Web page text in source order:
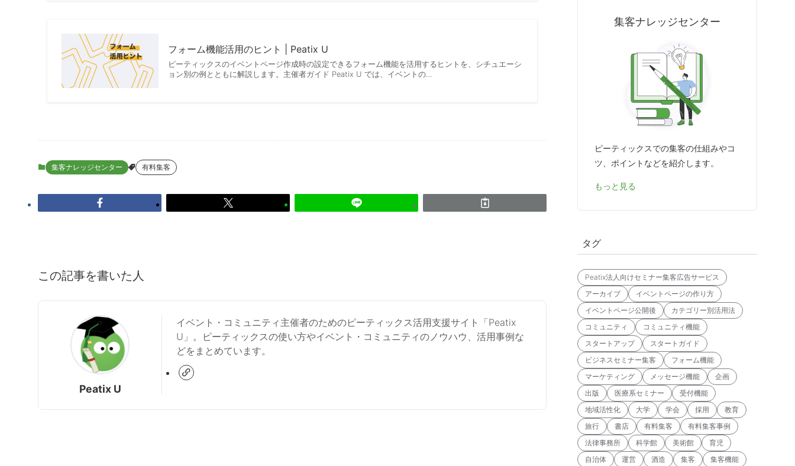
フォーム機能活用のヒント | Peatix U
ピーティックスのイベントページ作成時の設定できるフォーム機能を活用するヒントを、シチュエーシ
ョン別の例とともに解説します。主催者ガイド Peatix U では、イベントの…
集客ナレッジセンター 有料集客
この記事を書いた人
Peatix U
イベント・コミュニティ主催者のためのピーティックス活用支援サイト「Peatix
U」。ピーティックスの使い方やイベント・コミュニティのノウハウ、活用事例な
どをまとめています。
集客ナレッジセンター
ピーティックスでの集客の仕組みやコ
ツ、ポイントなどを紹介します。
もっと見る
タグ
Peatix法人向けセミナー集客広告サービス
アーカイブ
イベントページの作り方
イベントページ公開後
カテゴリー別活用法
コミュニティ
コミュニティ機能
スタートアップ
スタートガイド
ビジネスセミナー集客
フォーム機能
マーケティング
メッセージ機能
企画
出版
医療系セミナー
受付機能
地域活性化
大学 学会 採用
教育
旅行
書店 有料集客
有料集客事例
法律事務所
科学館 美術館
育児
自治体
運営 酒造 集客
集客機能